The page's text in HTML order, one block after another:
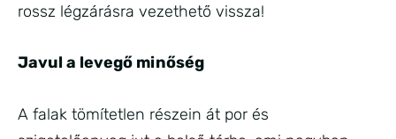
rossz légzárásra vezethető vissza!
Javul a levegő minőség
A falak tömítetlen részein át por és